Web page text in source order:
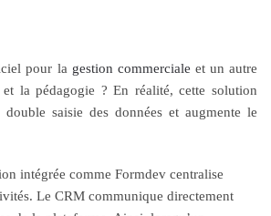
pour la gestion commerciale et un autre
la pédagogie ? En réalité, cette solution
saisie des données et augmente le
intégrée comme Formdev centralise
Le CRM communique directement